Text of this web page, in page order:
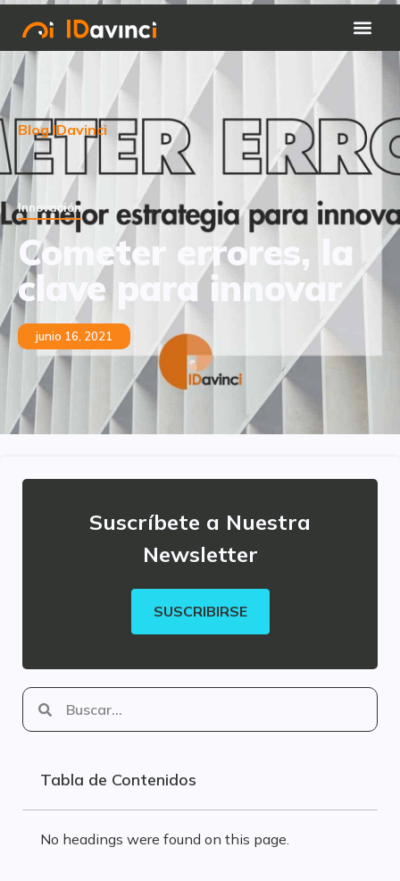
Blog IDavinci
Innovación
Cometer errores, la
clave para innovar
junio 16, 2021
Suscríbete a Nuestra
Newsletter
SUSCRIBIRSE
Tabla de Contenidos
No headings were found on this page.